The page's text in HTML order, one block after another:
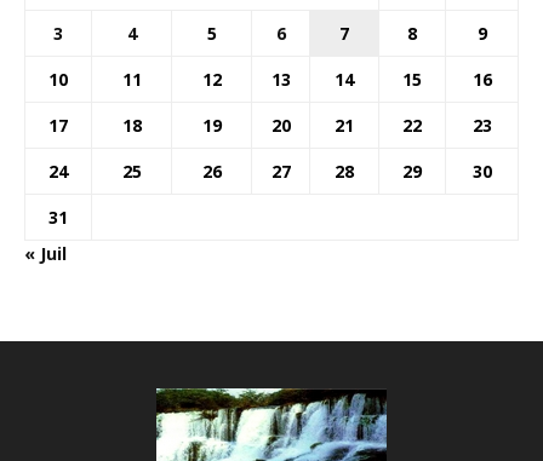
3
4 5 6 7 8
9
10
11 12 13 14 15
16
17
18 19 20 21 22
23
24
25 26 27 28 29
30
31
« Juil